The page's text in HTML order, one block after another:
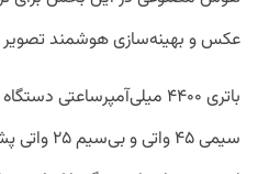
عکس و بهینه‌سازی هوشمند تصویر
باتری ۴۴۰۰
سیمی ۴۵